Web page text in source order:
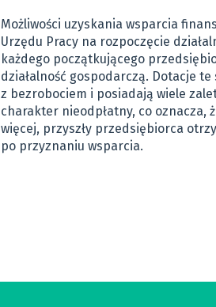
Możliwości uzyskania wsparcia
Urzędu Pracy na rozpoczęcie
każdego początkującego
działalność gospodarczą. Dotacje
z bezrobociem i posiadają wiele
charakter nieodpłatny, co oznacza,
więcej, przyszły przedsiębiorca
po przyznaniu wsparcia.